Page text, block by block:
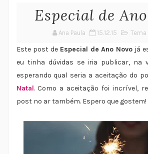
Especial de
Ana Paula 15.12.15
Este post de Especial de Ano Novo já
eu tinha dúvidas se iria publicar, na
esperando qual seria a aceitação do
Natal. Como a aceitação foi incrível,
post no ar também. Espero que gostem!